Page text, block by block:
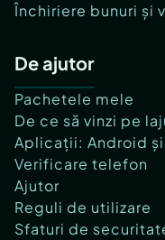
Închiriere bunuri și
De ajutor
Pachetele mele
De ce să vinzi pe
Aplicații: Android și
Verificare telefon
Ajutor
Reguli de utilizare
Sfaturi de